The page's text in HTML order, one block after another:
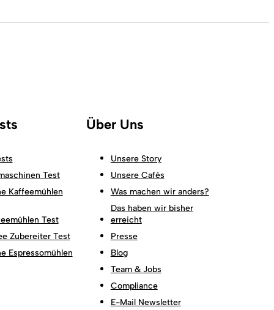
Test
Kaffeemühlen
Test
Zubereiter Test
Espressomühlen
Über Uns
Unsere Story
Unsere Cafés
Was machen wir anders?
Das haben wir bisher
erreicht
Presse
Blog
Team & Jobs
Compliance
E-Mail Newsletter